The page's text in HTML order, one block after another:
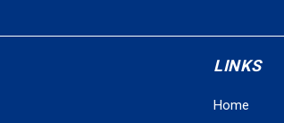
LINKS
Home